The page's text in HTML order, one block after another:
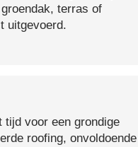
terras of
uitgevoerd.
tijd voor een grondige
roofing, onvoldoende